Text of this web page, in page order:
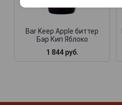
Bar Keep Apple биттер
Бар Кип Яблоко
1 844 руб.